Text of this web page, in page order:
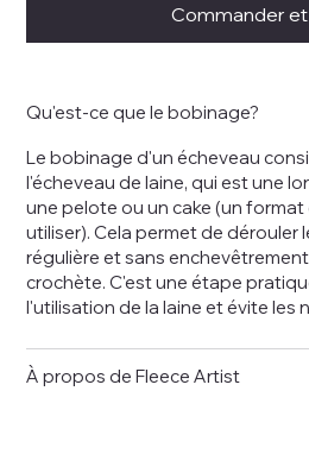
Commander
Qu'est-ce que le bobinage?
Le bobinage d'un écheveau
l'écheveau de laine, qui est une
une pelote ou un cake (un
utiliser). Cela permet de dérouler
régulière et sans
crochète. C'est une étape
l'utilisation de la laine et évite
À propos de Fleece Artist